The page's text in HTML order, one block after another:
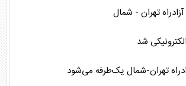
تهران - شمال
تهران-شمال یک‌طرفه می‌شود